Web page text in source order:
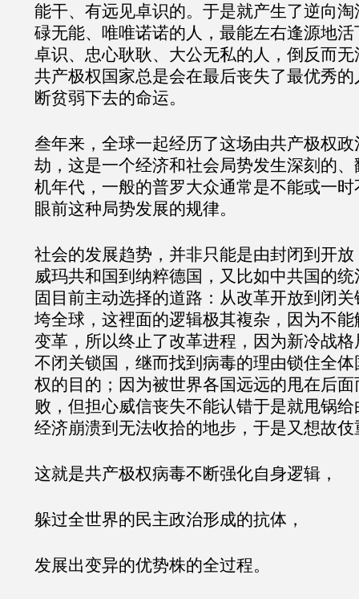
能干、有远见卓识的。于是就产生了逆向
碌无能、唯唯诺诺的人，最能左右逢源地
卓识、忠心耿耿、大公无私的人，倒反而
共产极权国家总是会在最后丧失了最优秀
断贫弱下去的命运。
叁年来，全球一起经历了这场由共产极权
劫，这是一个经济和社会局势发生深刻的
机年代，一般的普罗大众通常是不能或一
眼前这种局势发展的规律。
社会的发展趋势，并非只能是由封闭到开
威玛共和国到纳粹德国，又比如中共国的
固目前主动选择的道路：从改革开放到闭
垮全球，这裡面的逻辑极其複杂，因为不
变革，所以终止了改革进程，因为新冷战
不闭关锁国，继而找到病毒的理由锁住全
权的目的；因为被世界各国远远的甩在后
败，但担心威信丧失不能认错于是就甩锅
经济崩溃到无法收拾的地步，于是又想故伎
这就是共产极权病毒不断强化自身逻辑，
躲过全世界的民主政治形成的抗体，
发展出变异的优势株的全过程。